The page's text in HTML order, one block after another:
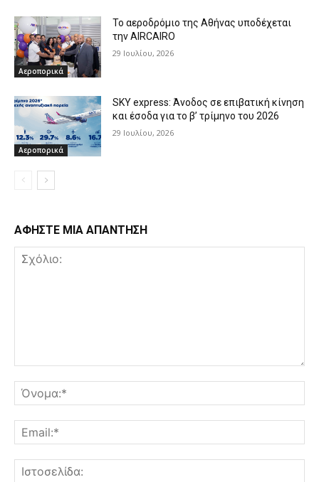
Αεροπορικά
Το αεροδρόμιο της Αθήνας υποδέχεται
την AIRCAIRO
29 Ιουλίου, 2026
Αεροπορικά
SKY express: Άνοδος σε επιβατική κίνηση
και έσοδα για το β’ τρίμηνο του 2026
29 Ιουλίου, 2026
ΑΦΗΣΤΕ ΜΙΑ ΑΠΑΝΤΗΣΗ